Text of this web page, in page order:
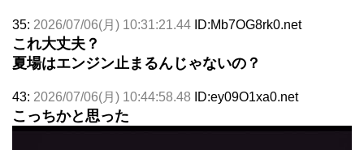
35: 2026/07/06(月) 10:31:21.44 ID:Mb7OG8rk0.net
これ大丈夫？
夏場はエンジン止まるんじゃないの？
43: 2026/07/06(月) 10:44:58.48 ID:ey09O1xa0.net
こっちかと思った